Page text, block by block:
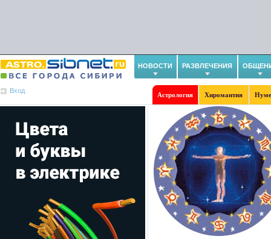
НОВОСТИ РАЗВЛЕЧЕНИЯ
Вход
Астрология Хиромантия